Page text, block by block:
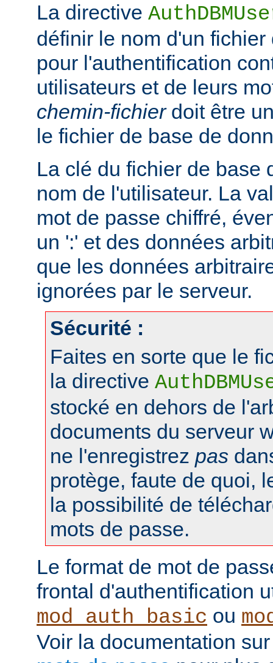
La directive
définir le nom d'un
pour l'authentification
utilisateurs et de leurs
chemin-fichierdoit être
le fichier de base de
La clé du fichier de base
nom de l'utilisateur. La
mot de passe chiffré,
un ':' et des données
que les données
ignorées par le serveur.
Sécurité :
Faites en sorte que le
la directive
stocké en dehors de
documents du serveur
ne l'enregistrez pas
protège, faute de quoi,
la possibilité de
mots de passe.
Le format de mot de
frontal d'authentification
mod_auth_basic ou
Voir la documentation